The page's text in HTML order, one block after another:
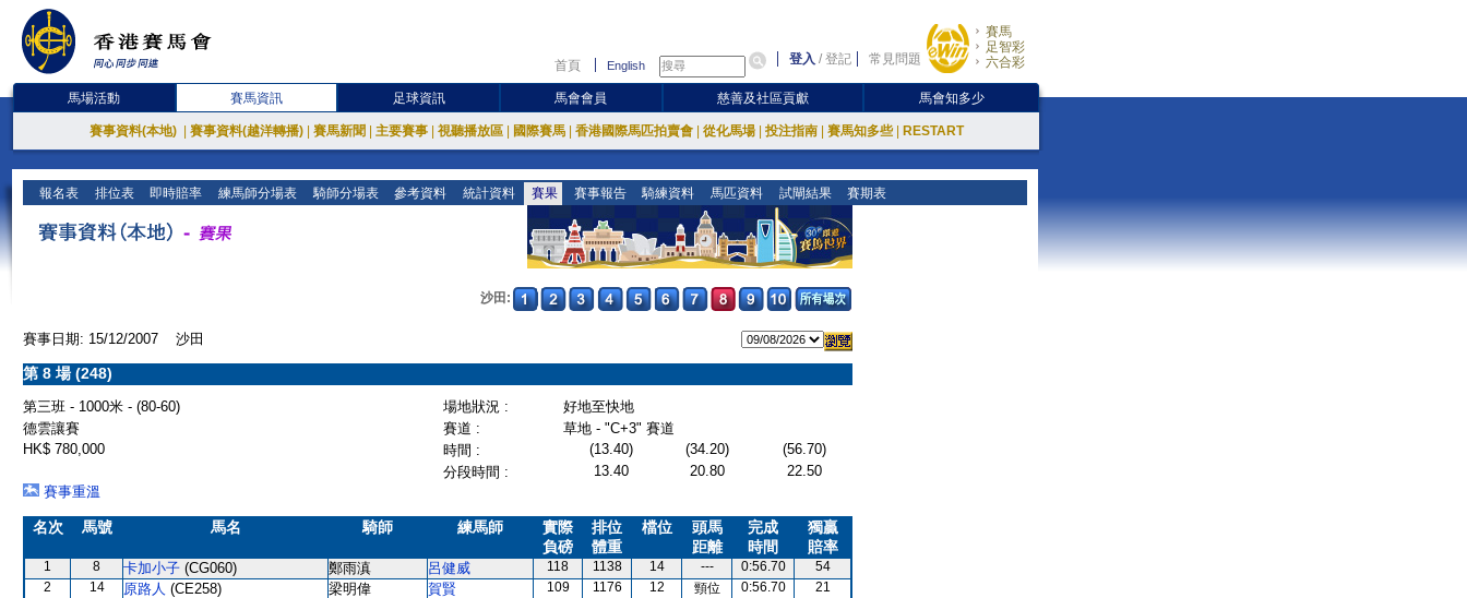
首頁 English 登入 /登記 常見問題
賽馬
足智彩
六合彩
馬場活動 賽馬資訊 足球資訊 馬會會員 慈善及社區貢獻 馬會知多少
賽事資料(本地) 賽事資料(越洋轉播) 賽馬新聞 主要賽事 視聽播放區 國際賽馬 香港國際馬匹拍賣會 從化馬場 投注指南 賽馬知多些 RESTART
報名表 排位表 即時賠率 練馬師分場表 騎師分場表 參考資料 統計資料 賽果 賽事報告 騎練資料 馬匹資料 試閘結果 賽期表
沙田:
賽事日期: 15/12/2007 沙田
第 8 場 (248)
第三班 - 1000米 - (80-60) 場地狀況 :
好地至快地
德雲讓賽
賽道 :
草地 - "C+3" 賽道
HK$ 780,000
時間 : (13.40) (34.20)
(56.70)
分段時間 :
13.40 20.80
22.50
賽事重溫
名次 馬號 馬名 騎師 練馬師
實際
負磅
排位
體重
檔位
頭馬
距離
完成
時間
獨贏
賠率
1 8 卡加小子 (CG060) 鄭雨滇 呂健威 118 1138 14 --- 0:56.70
54
2
14 原路人 (CE258) 梁明偉 賀賢 109 1176 12 頸位 0:56.70
21